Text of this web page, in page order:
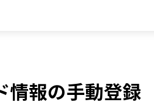
情報の手動登録